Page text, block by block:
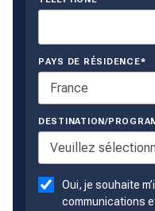
PAYS DE RÉSIDENCE*
DESTINATION/
Oui, je souhaite
communications